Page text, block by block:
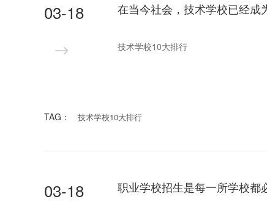
03-18
技术学校10大排行
TAG： 技术学校10大排行
03-18